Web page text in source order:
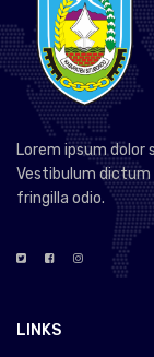
Lorem ipsum
Vestibulum dictum
fringilla odio.
LINKS